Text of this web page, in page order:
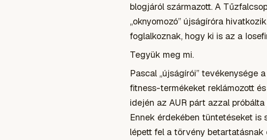
blogjáról származott. A
„oknyomozó” újságíróra
foglalkoznak, hogy ki is az a
Tegyük meg mi.
Pascal „újságírói” tevékenysége
fitness-termékeket reklámozott
idején az AUR párt azzal
Ennek érdekében tüntetéseket
lépett fel a törvény betartatásnak